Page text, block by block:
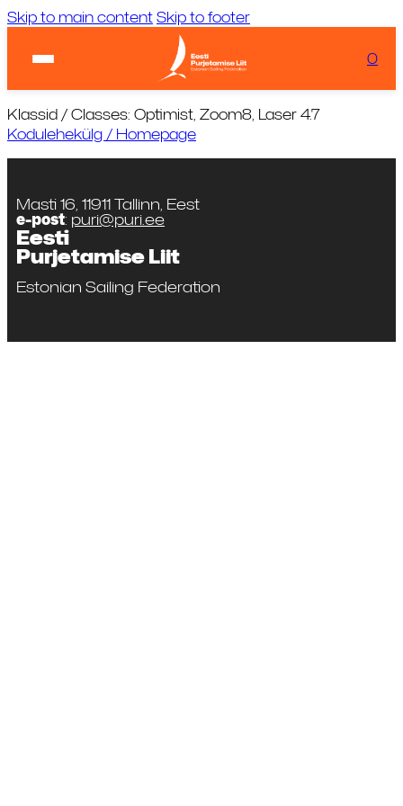
Skip to main contentSkip to footer
Tuul:Laadimas...
0
Klassid / Classes: Optimist, Zoom8, Laser 4.7
Kodulehekülg / Homepage
Masti 16, 11911 Tallinn, Eest
e-post: puri@puri.ee
Eesti
Purjetamise Liit
Estonian Sailing Federation